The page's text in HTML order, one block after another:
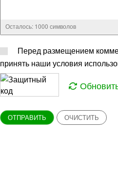
Осталось: 1000 символов
Перед размещением
принять наши условия
ОТПРАВИТЬ ОЧИСТИТЬ